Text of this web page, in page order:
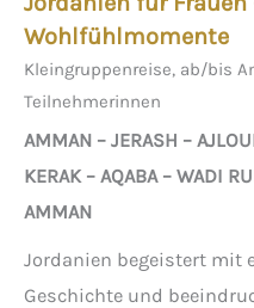
Wohlfühlmomente
Kleingruppenreise, ab/bis
Teilnehmerinnen
AMMAN – JERASH –
KERAK – AQABA – WADI
AMMAN
Jordanien begeistert mit
Geschichte und